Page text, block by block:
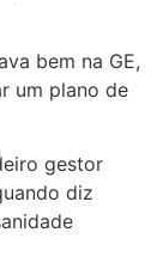
bem na GE,
um plano de
gestor
diz